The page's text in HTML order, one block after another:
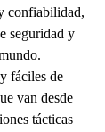
confiabilidad,
seguridad y
fáciles de
van desde
tácticas